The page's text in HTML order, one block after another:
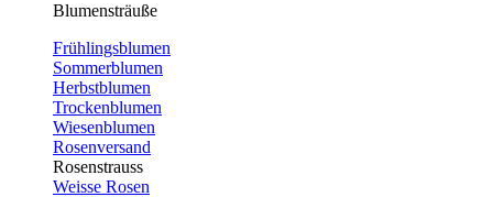
Blumensträuße
Frühlingsblumen
Sommerblumen
Herbstblumen
Trockenblumen
Wiesenblumen
Rosenversand
Rosenstrauss
Weisse Rosen